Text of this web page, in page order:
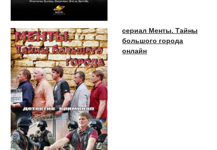
сериал Менты. Тайны
большого города
онлайн